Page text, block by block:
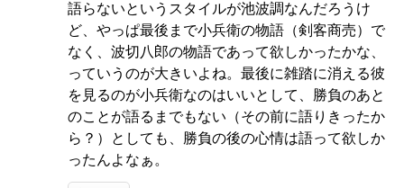
語らないというスタイルが池波調なんだろうけ
ど、やっぱ最後まで小兵衛の物語（剣客商売）で
なく、波切八郎の物語であって欲しかったかな、
っていうのが大きいよね。最後に雑踏に消える彼
を見るのが小兵衛なのはいいとして、勝負のあと
のことが語るまでもない（その前に語りきったか
ら？）としても、勝負の後の心情は語って欲しか
ったんよなぁ。